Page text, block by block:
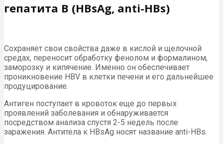
гепатита В (HBsAg, anti-HBs)
Сохраняет свои свойства даже в кислой и щелочной
средах, переносит обработку фенолом и формалином,
заморозку и кипячение. Именно он обеспечивает
проникновение HBV в клетки печени и его дальнейшее
продуцирование.
Антиген поступает в кровоток еще до первых
проявлений заболевания и обнаруживается
посредством анализа спустя 2-5 недель после
заражения. Антитела к HBsAg носят название anti-HBs.